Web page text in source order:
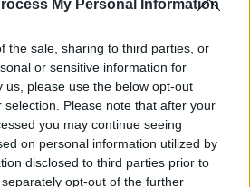
My Personal Information
the sale, sharing to third parties, or
or sensitive information for
us, please use the below opt-out
Please note that after your
you may continue seeing
on personal information utilized by
disclosed to third parties prior to
opt-out of the further
με κατά πλειοψηφία
νοσοκομείου (καταψήφισαν
και εργαζομένων) στην
υπηρεσιών εστιατορίου και
ιδιωτική εταιρεία με ετήσιο
που συνοδεύτηκε από την